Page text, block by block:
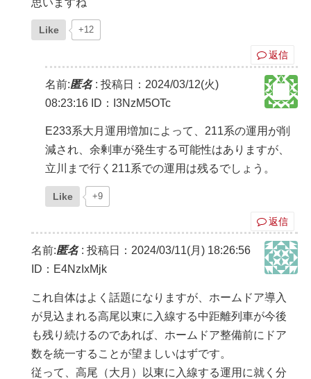
Like +12
返信
名前:匿名: 投稿日：2024/03/12(火)
08:23:16 ID：I3NzM5OTc
E233系大月運用増加によって、211系の運用が削
減され、余剰車が発生する可能性はありますが、
立川まで行く211系での運用は残るでしょう。
Like +9
返信
名前:匿名: 投稿日：2024/03/11(月) 18:26:56
ID：E4NzIxMjk
これ自体はよく話題になりますが、ホームドア導入
が見込まれる高尾以東に入線する中距離列車が今後
も残り続けるのであれば、ホームドア整備前にドア
数を統一することが望ましいはずです。
従って、高尾（大月）以東に入線する運用に就く分